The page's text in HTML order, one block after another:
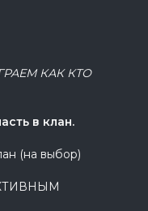
КАК КТО
в клан.
(на выбор)